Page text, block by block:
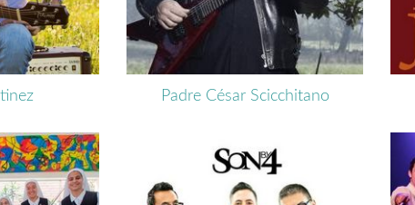
Padre César Scicchitano